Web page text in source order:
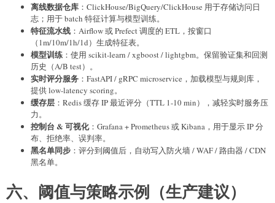
离线数据仓库 ：ClickHouse/BigQuery/ClickHouse 用于存储访问日
志；用于 batch 特征计算与模型训练。
特征流水线 ：Airflow 或 Prefect 调度的 ETL，按窗口
（1m/10m/1h/1d）生成特征表。
模型训练 ：使用 scikit-learn / xgboost / lightgbm。保留验证集和回测
历史（A/B test）。
实时评分服务 ：FastAPI / gRPC microservice，加载模型与规则库，
提供 low-latency scoring。
缓存层 ：Redis 缓存 IP 最近评分（TTL 1-10 min），减轻实时服务压
力。
控制台 & 可视化：Grafana + Prometheus 或 Kibana，用于显示 IP 分
布、拒绝率、误判率。
黑名单同步 ：评分到阈值后，自动写入防火墙 / WAF / 路由器 / CDN
黑名单。
六、阈值与策略示例（生产建议）